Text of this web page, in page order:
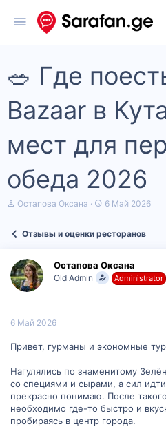
🥗 Где
Bazaar в
мест для
обеда 2026
А
т
е
м
ы
Остапова Оксана
Д
а
ч
а
6 Май 2026
Отзывы и оценки ресторанов
Остапова Оксана
Old Admin Administrator
6 Май 2026
Привет, гурманы и экономные
Нагулялись по знаменитому
со специями и сырами, а сил
прекрасно понимаю. После
необходимо где-то быстро и
пробираясь в центр города.